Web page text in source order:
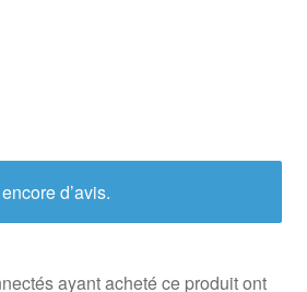
d’avis.
ayant acheté ce produit ont